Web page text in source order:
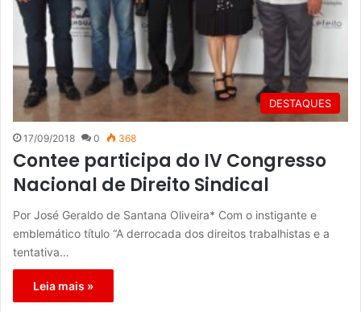
DESTAQUES
17/09/2018 0 368
Contee participa do IV Congresso
Nacional de Direito Sindical
Por José Geraldo de Santana Oliveira* Com o instigante e
emblemático título “A derrocada dos direitos trabalhistas e a
tentativa…
Leia mais »